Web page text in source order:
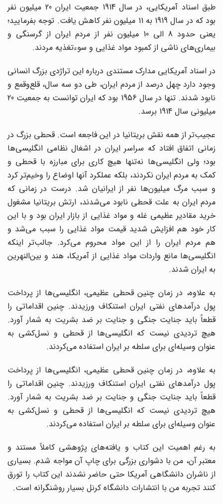
طبق اسناد آمریکایی، در سال 1914 جمعیت ایران 20 میلیون نفر
بود که در سال 1919 به 11 میلیون نفر کاهش یافت. توجه بفرمایید؛
یعنی حدود 8 الی 10 میلیون نفر از مردم ایران از گرسنگی و
بیماری‌های ناشی از کمبود مواد غذایی و سوءتغذیه مردند.
در اسناد آمریکایی مدارک مستندی درباره این تراژدی بزرگ انسانی
وجود دارد چهل درصد از مردم ایران، طی دو سه سال، قلع‌وقمع و
نابود شدند. تنها در سال 1956 بود که ایران توانست به جمعیت 20
میلیونی سال 1914 برسد.
عجیب‌تر از همه نقش بریتانیا در این فاجعه است. قحطی بزرگ در
زمانی اتفاق افتاد که سراسر ایران در اشغال نظامی انگلیسی‌ها
بود؛ ولی انگلیسی‌ها نه‌تنها هیچ کاری برای مبارزه با قحطی و
کمک به مردم ایران نکردند، بلکه عملکرد آنها اوضاع را وخیم‌تر کرد
و سبب مرگ میلیون‌ها نفر از ایرانیان شد. درست در زمانی که
مردم ایران به علت قحطی نابود می‌شدند، ارتش بریتانیا مشغول
خرید مقادیر عظیمی غله و مواد غذایی از بازار ایران بود و با این
کار خود هم افزایش شدید قیمت مواد غذایی را سبب می‌شد و
هم مردم ایران را از این مواد محروم می‌کرد. جالب‌تر اینکه
انگلیسی‌ها مانع واردات مواد غذایی از آمریکا، هند و بین‌النهرین
به ایران شدند.
به علاوه، در زمان چنین قحطی عظیمی، انگلیسی‌ها از پرداخت
پول درآمدهای نفتی ایران استنکاف ورزیدند. چنین اقداماتی را
قطعاً باید جنایت جنگی و جنایت بر ضد بشریت به شمار آورد.
هیچ تردیدی نیست که انگلیسی‌ها از قحطی و نسل‌کشی به
عنوان وسیله‌ای برای سلطه بر ایران استفاده می‌کردند.
به علاوه، در زمان چنین قحطی عظیمی، انگلیسی‌ها از پرداخت
پول درآمدهای نفتی ایران استنکاف ورزیدند. چنین اقداماتی را
قطعاً باید جنایت جنگی و جنایت بر ضد بشریت به شمار آورد.
هیچ تردیدی نیست که انگلیسی‌ها از قحطی و نسل‌کشی به
عنوان وسیله‌ای برای سلطه بر ایران استفاده می‌کردند.
به رغم اهمیت این کتاب و یافته‌های پژوهشی کاملاً مستند و
معتبر آن، من با دشواری بزرگی برای چاپ آن مواجه شدم. بسیاری
از ناشران دانشگاهی آمریکا حتی حاضر نشدند این کتاب را تورق
کنند تجربه من با انتشارات دانشگاه کرنل بسیار روشنگرانه است.